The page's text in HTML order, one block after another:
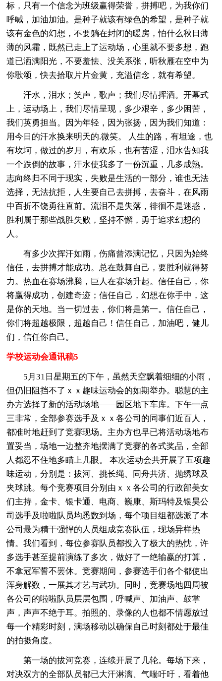
标，只有一个信念为班级赢得荣誉，拼搏吧，为我你们
呼喊，加油加油。是种子就该有绿色的希望，是种子就
该有金色的幻想，不要躺在封闭的暖房，怕什么秋日薄
薄的风霜，既然已走上了运动场，心里就不要多想，跑
道已洒满阳光，不要羞怯、没关系张，听秋雁在空中为
你歌颂，快去拾取片片金黄，充溢信念，就有希望。
汗水，泪水；笑声，歌声；我们尽情挥洒。开幕式
上，运动场上，我们尽情呈现，多少艰辛，多少困苦，
我们英勇担当。因为年轻，因为张扬，因为我们知道：
用今日的汗水换来明天的.微笑。 人生的路，有坦途，也
有坎坷，做过的岁月，有欢乐，也有苦涩，泪水告知我
一个跌倒的故事，汗水使我多了一份沉重，几多成熟。
志向终归不同于现实，失败是生活的一部分，谁也无法
选择，无法抗拒，人生要自己去拼搏，去奋斗，在风雨
中百折不饶勇往直前。流泪不是失落，徘徊不是迷惑，
胜利属于那些战胜失败，坚持不懈，勇于追求幻想的
人。
有多少次挥汗如雨，伤痛曾添满记忆，只因为始终
信任，去拼搏才能成功。总在鼓舞自己，要胜利就得努
力。热血在赛场沸腾，巨人在赛场升起。信任自己，你
将赢得成功，创建奇迹；信任自己，幻想在你手中，这
是你的天地。当一切过去，你们将是第一。信任自己，
你们将超越极限，超越自己！信任自己，加油吧，健儿
们，信任你自己。
学校运动会通讯稿5
5月31日星期五的下午，虽然天空飘着细细的小雨，
但仍旧阻挡不了ｘｘ趣味运动会的如期举办。聪慧的主
办方选择了新的活动场地——园区地下车库。下午一点
三非常，全部参赛选手及ｘｘ各公司的同事们近百人，
都准时地赶到了竞赛现场。主办方也早已将活动场地布
置妥当，场地一边整齐地摆满了竞赛的各式奖品，全部
人都忍不住地多瞄上几眼。 本次运动会共开展了五项趣
味运动，分别是：拔河、挑长绳、同舟共济、抛绣球及
夹球跳。每个竞赛项目分别由ｘｘ各公司的行政部美女
们主持，金卡、银卡通、电商、巍康、斯玛特及银昊公
司选手及啦啦队员均悉数到场，每个项目组都选派了本
公司最为精干强悍的人员组成竞赛队伍，现场异样热
情。我们看到，每位参赛队员都投入了极大的热忱，许
多选手甚至提前演练了多次，做好了一绝输赢的打算，
不拿冠军誓不罢休。竞赛期间，参赛选手们各个都使出
浑身解数，一展其才艺与武功。同时，竞赛场地四周被
各公司的啦啦队员层层包围，呼喊声、加油声、鼓掌
声，声声不绝于耳。拍照的、录像的人也都不情愿放过
每一个精彩时刻，满场移动以确保自己时刻都处于最佳
的拍摄角度。
第一场的拔河竞赛，连续开展了几轮。每场下来，
对决双方的全部队员都已大汗淋漓、气喘吁吁，看着他